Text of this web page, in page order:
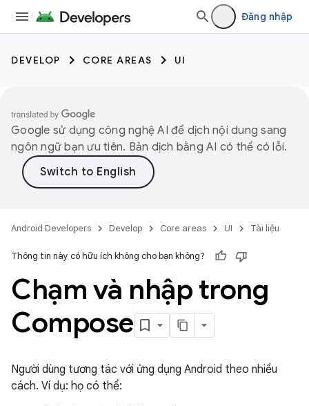
Đăng nhập
DEVELOP CORE AREAS UI
Google sử dụng công nghệ AI để dịch nội dung sang
ngôn ngữ bạn ưu tiên. Bản dịch bằng AI có thể có lỗi.
Android Developers Develop Core areas UI Tài liệu
Thông tin này có hữu ích không cho bạn không?
Chạm và nhập trong
Compose
Người dùng tương tác với ứng dụng Android theo nhiều
cách. Ví dụ: họ có thể: